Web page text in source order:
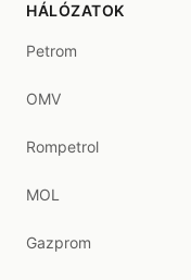
HÁLÓZATOK
Petrom
OMV
Rompetrol
MOL
Gazprom